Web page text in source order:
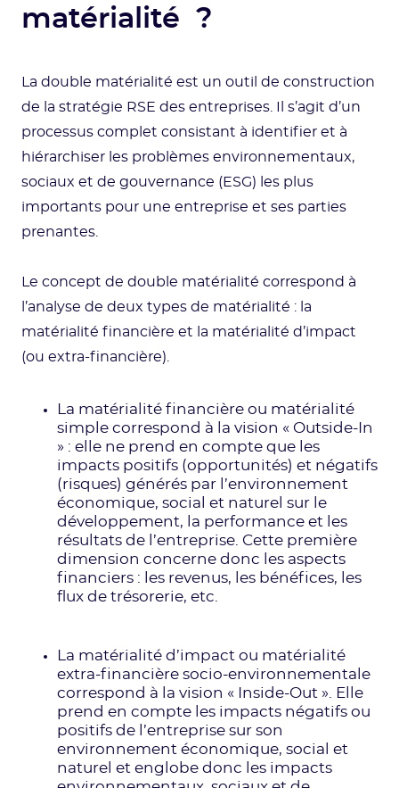
matérialité ?
La double matérialité est un outil de construction
de la stratégie RSE des entreprises. Il s’agit d’un
processus complet consistant à identifier et à
hiérarchiser les problèmes environnementaux,
sociaux et de gouvernance (ESG) les plus
importants pour une entreprise et ses parties
prenantes.
Le concept de double matérialité correspond à
l’analyse de deux types de matérialité : la
matérialité financière et la matérialité d’impact
(ou extra-financière).
La matérialité financière ou matérialité
simple correspond à la vision « Outside-In
» : elle ne prend en compte que les
impacts positifs (opportunités) et négatifs
(risques) générés par l’environnement
économique, social et naturel sur le
développement, la performance et les
résultats de l’entreprise. Cette première
dimension concerne donc les aspects
financiers : les revenus, les bénéfices, les
flux de trésorerie, etc.
La matérialité d’impact ou matérialité
extra-financière socio-environnementale
correspond à la vision « Inside-Out ». Elle
prend en compte les impacts négatifs ou
positifs de l’entreprise sur son
environnement économique, social et
naturel et englobe donc les impacts